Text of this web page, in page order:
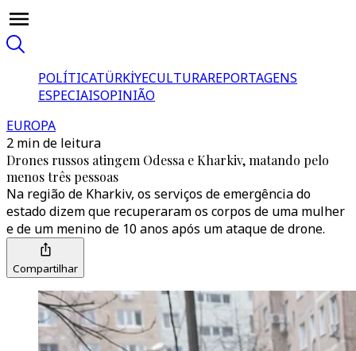
POLÍTICATÜRKİYECULTURAREPORTAGENS
ESPECIAISOPINIÃO
EUROPA
2 min de leitura
Drones russos atingem Odessa e Kharkiv, matando pelo
menos três pessoas
Na região de Kharkiv, os serviços de emergência do
estado dizem que recuperaram os corpos de uma mulher
e de um menino de 10 anos após um ataque de drone.
Compartilhar